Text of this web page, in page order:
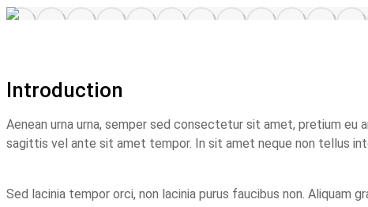
Introduction
Aenean urna urna, semper sed consectetur sit amet, pretium
sagittis vel ante sit amet tempor. In sit amet neque non tellus
Sed lacinia tempor orci, non lacinia purus faucibus non. Aliquam